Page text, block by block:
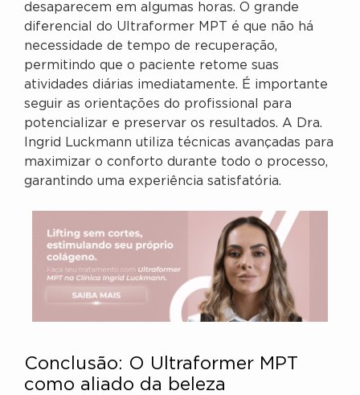
desaparecem em algumas horas. O grande
diferencial do Ultraformer MPT é que não há
necessidade de tempo de recuperação,
permitindo que o paciente retome suas
atividades diárias imediatamente. É importante
seguir as orientações do profissional para
potencializar e preservar os resultados. A Dra.
Ingrid Luckmann utiliza técnicas avançadas para
maximizar o conforto durante todo o processo,
garantindo uma experiência satisfatória.
Conclusão: O Ultraformer MPT
como aliado da beleza